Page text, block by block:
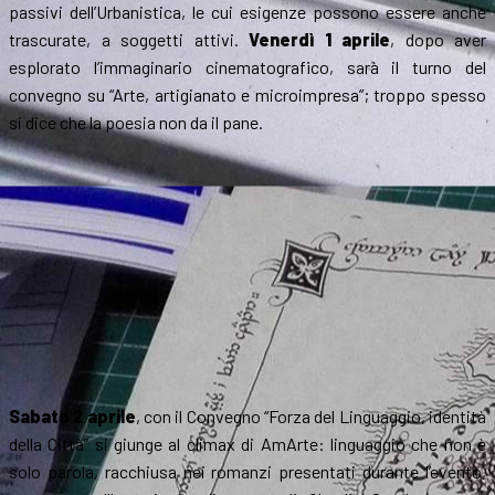
passivi dell’Urbanistica, le cui esigenze possono essere anche
trascurate, a soggetti attivi. Venerdì 1 aprile, dopo aver
esplorato l’immaginario cinematografico, sarà il turno del
convegno su “Arte, artigianato e microimpresa”; troppo spesso
si dice che la poesia non da il pane.
Sabato 2 aprile, con il Convegno “Forza del Linguaggio, identità
della Città” si giunge al climax di AmArte: linguaggio che non è
solo parola, racchiusa nei romanzi presentati durante l’evento,